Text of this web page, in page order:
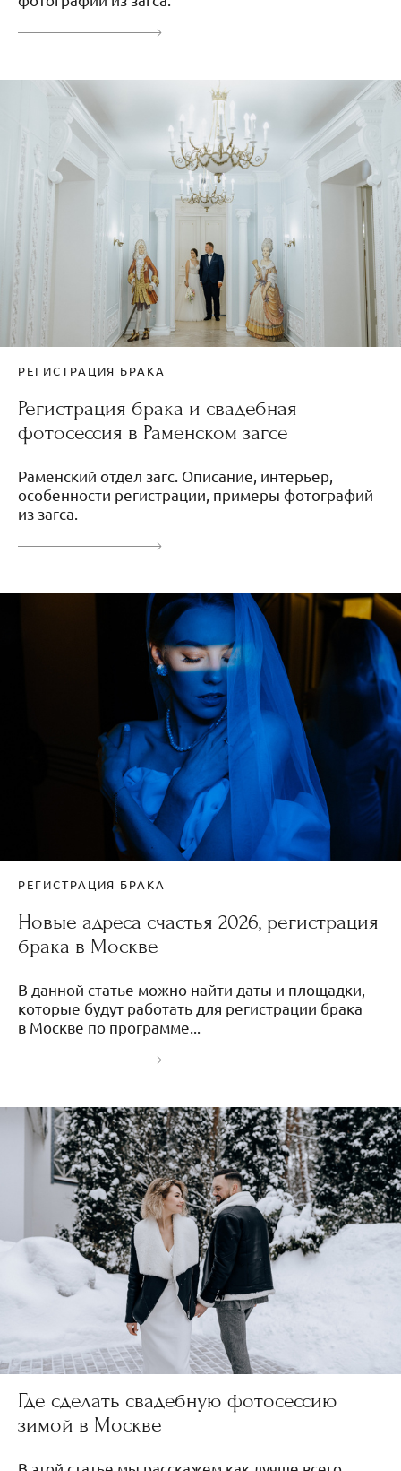
РЕГИСТРАЦИЯ БРАКА
Регистрация брака и свадебная
фотосессия в Раменском загсе
Раменский отдел загс. Описание, интерьер,
особенности регистрации, примеры фотографий
из загса.
РЕГИСТРАЦИЯ БРАКА
Новые адреса счастья 2026, регистрация
брака в Москве
В данной статье можно найти даты и площадки,
которые будут работать для регистрации брака
в Москве по программе...
Где сделать свадебную фотосессию
зимой в Москве